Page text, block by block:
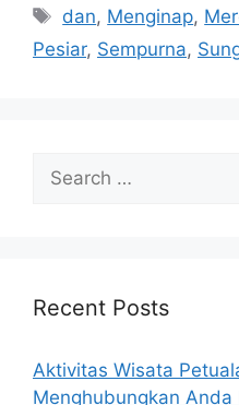
Tags
dan, Menginap,
Pesiar, Sempurna,
Search
for:
Recent Posts
Aktivitas Wisata
Menghubungkan Anda